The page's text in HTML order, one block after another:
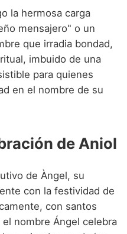
la hermosa carga
mensajero" o un
que irradia bondad,
imbuido de una
para quienes
en el nombre de su
de Aniol
de Àngel, su
con la festividad de
con santos
el nombre Ángel celebra